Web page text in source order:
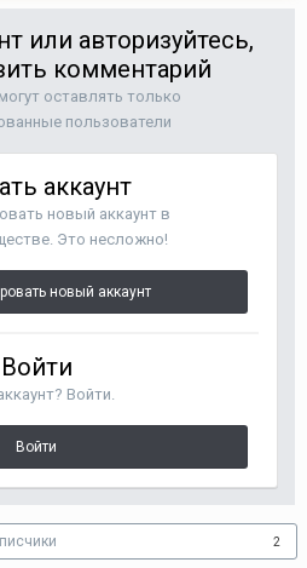
или авторизуйтесь,
комментарий
оставлять только
пользователи
аккаунт
новый аккаунт в
Это несложно!
новый аккаунт
Войти
Войти.
Войти
2